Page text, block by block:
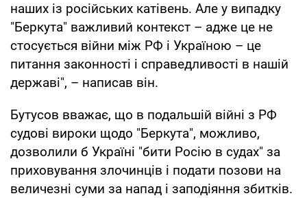
наших із російських катівень. Але у випадку
"Беркута" важливий контекст – адже це не
стосується війни між РФ і Україною – це
питання законності і справедливості в нашій
державі", – написав він.
Бутусов вважає, що в подальшій війні з РФ
судові вироки щодо "Беркута", можливо,
дозволили б Україні "бити Росію в судах" за
приховування злочинців і подати позови на
величезні суми за напад і заподіяння збитків.